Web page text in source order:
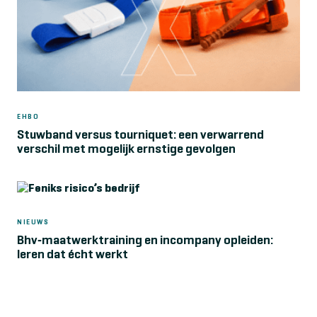
EHBO
Stuwband versus tourniquet: een verwarrend
verschil met mogelijk ernstige gevolgen
NIEUWS
Bhv‑maatwerktraining en incompany opleiden:
leren dat écht werkt